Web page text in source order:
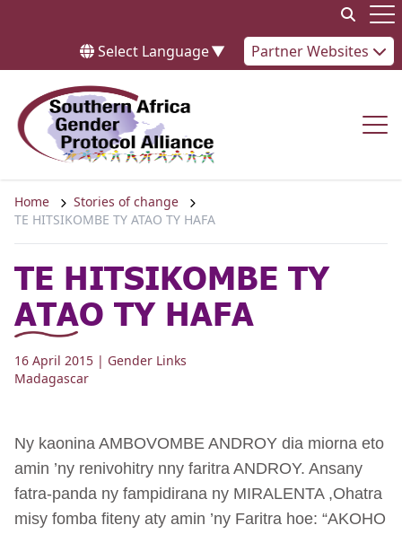
Select Language▼ Partner Websites
Home
Stories of change
TE HITSIKOMBE TY ATAO TY HAFA
TE HITSIKOMBE TY
ATAO TY HAFA
16 April 2015 | Gender Links
Madagascar
Ny kaonina AMBOVOMBE ANDROY dia miorna eto
amin ’ny renivohitry nny faritra ANDROY. Ansany
fatra-panda ny fampidirana ny MIRALENTA ,Ohatra
misy fomba fiteny aty amin ’ny Faritra hoe: “AKOHO